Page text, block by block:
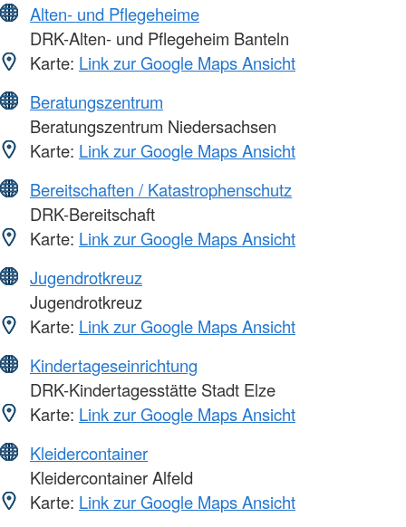
Alten- und Pflegeheime
DRK-Alten- und Pflegeheim Banteln
Karte: Link zur Google Maps Ansicht
Beratungszentrum
Beratungszentrum Niedersachsen
Karte: Link zur Google Maps Ansicht
Bereitschaften / Katastrophenschutz
DRK-Bereitschaft
Karte: Link zur Google Maps Ansicht
Jugendrotkreuz
Jugendrotkreuz
Karte: Link zur Google Maps Ansicht
Kindertageseinrichtung
DRK-Kindertagesstätte Stadt Elze
Karte: Link zur Google Maps Ansicht
Kleidercontainer
Kleidercontainer Alfeld
Karte: Link zur Google Maps Ansicht